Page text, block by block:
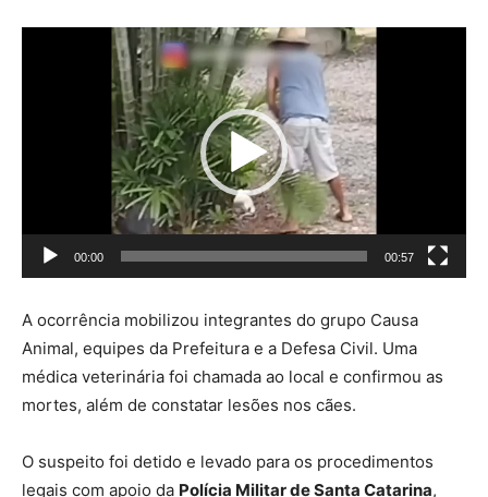
00:00 00:57
A ocorrência mobilizou integrantes do grupo Causa
Animal, equipes da Prefeitura e a Defesa Civil. Uma
médica veterinária foi chamada ao local e confirmou as
mortes, além de constatar lesões nos cães.
O suspeito foi detido e levado para os procedimentos
legais com apoio da Polícia Militar de Santa Catarina,